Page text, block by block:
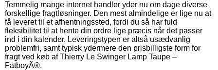
Temmelig mange internet handler yder nu om dage diverse
forskellige fragtløsninger. Den mest almindelige er lige nu at
få leveret til et afhentningssted, fordi du så har fuld
fleksibilitet til at hente din ordre lige præcis når det passer
ind i din kalender. Leveringstypen er altså usædvanlig
problemfri, samt typisk ydermere den prisbilligste form for
fragt ved køb af Thierry Le Swinger Lamp Taupe –
FatboyÂ®.